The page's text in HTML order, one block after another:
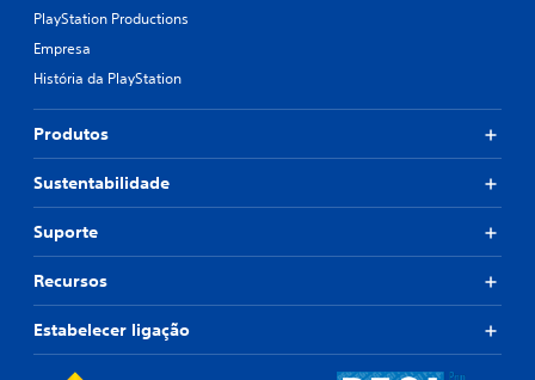
PlayStation Productions
Empresa
História da PlayStation
Produtos
Sustentabilidade
Suporte
Recursos
Estabelecer ligação